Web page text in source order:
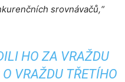
srovnávačů,“
HO ZA VRAŽDU
VRAŽDU TŘETÍHO